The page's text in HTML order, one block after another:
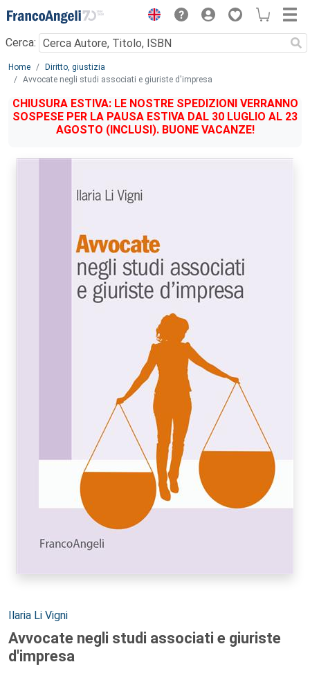
Menu
Cerca:
Main content
Home
Diritto, giustizia
Avvocate negli studi associati e giuriste d'impresa
CHIUSURA ESTIVA: LE NOSTRE SPEDIZIONI VERRANNO
SOSPESE PER LA PAUSA ESTIVA DAL 30 LUGLIO AL 23
AGOSTO (INCLUSI). BUONE VACANZE!
Autori:
Ilaria Li Vigni
Avvocate negli studi associati e giuriste
d'impresa